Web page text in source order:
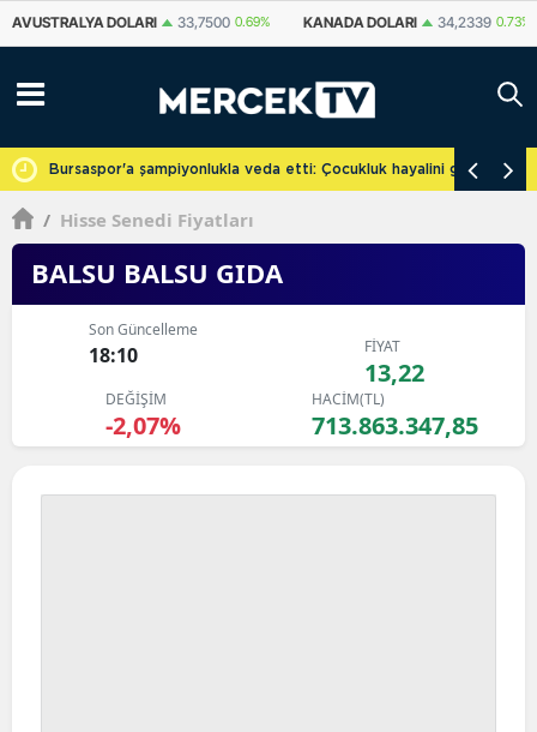
KANADA DOLARI 34,2339 0.73% İSVIÇRE FRANKI 59,1179 0.82%
Bursaspor'a şampiyonlukla veda etti: Çocukluk hayalini
/ Hisse Senedi Fiyatları
BALSU BALSU GIDA
Son Güncelleme
18:10 FİYAT
13,22
DEĞİŞİM
-2,07%
HACİM(TL)
713.863.347,85